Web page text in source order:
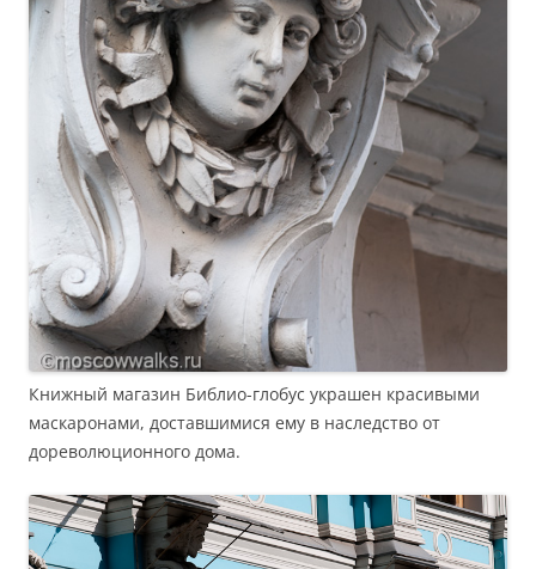
Книжный магазин Библио-глобус украшен красивыми
маскаронами, доставшимися ему в наследство от
дореволюционного дома.